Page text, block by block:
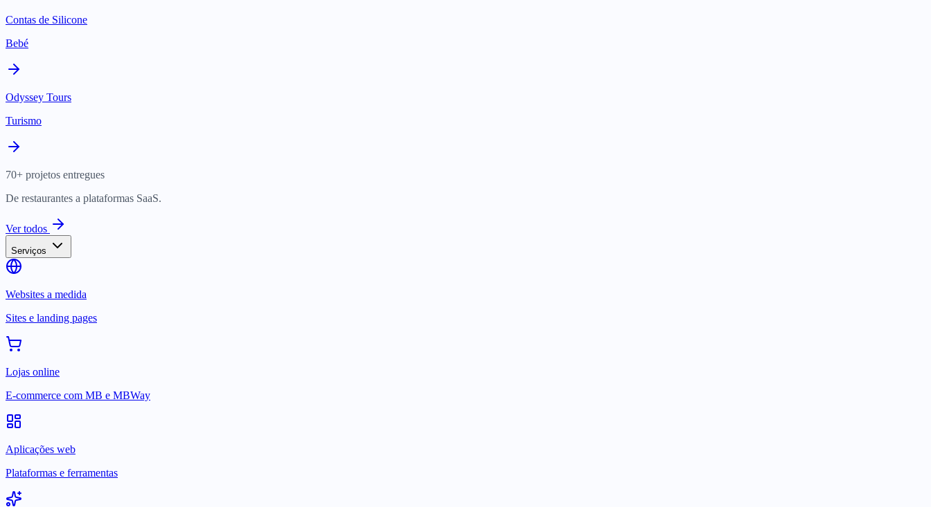
Contas de Silicone
Bebé
Odyssey Tours
Turismo
70+ projetos entregues
De restaurantes a plataformas SaaS.
Ver todos
Serviços
Websites a medida
Sites e landing pages
Lojas online
E-commerce com MB e MBWay
Aplicações web
Plataformas e ferramentas